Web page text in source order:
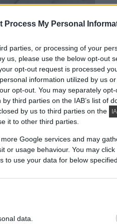
Process My Personal
parties, or processing of your
us, please use the below opt-out
opt-out request is processed
information utilized by us
opt-out. You may separately
third parties on the IAB’s list of
by us to third parties on the
it to other third parties.
Google services and may
or usage behaviour. You may
to use your data for below
data.
a digitalizált háztartás